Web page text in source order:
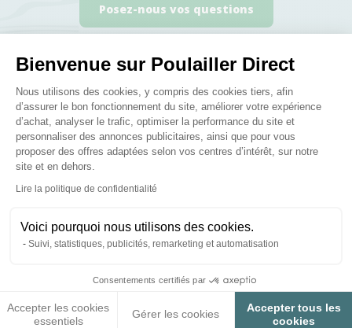
Bienvenue sur Poulailler Direct
Plateforme de Gestion du
Nous utilisons des cookies, y compris des cookies tiers, afin
d’assurer le bon fonctionnement du site, améliorer votre expérience
d’achat, analyser le trafic, optimiser la performance du site et
personnaliser des annonces publicitaires, ainsi que pour vous
proposer des offres adaptées selon vos centres d’intérêt, sur notre
site et en dehors.
Lire la politique de confidentialité
Voici pourquoi nous utilisons des cookies.
Suivi, statistiques, publicités, remarketing et automatisation
Consentements certifiés par
Accepter les cookies
essentiels
Gérer les cookies
Accepter tous les
cookies
Axeptio consent
Posez-nous vos questions
Ces produits peuvent vous
intéresser